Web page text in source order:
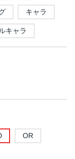
キャラ
キャラ
OR